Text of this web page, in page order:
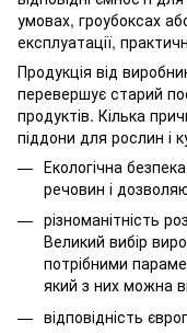
умовах, гроубоксах
експлуатації,
Продукція від
перевершує старий
продуктів. Кілька
піддони для рослин і
Екологічна
речовин і
різноманітність
Великий вибір
потрібними
який з них можна
відповідність